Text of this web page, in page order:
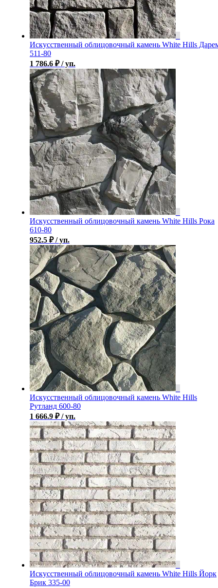
Искусственный облицовочный камень White Hills
511-80
1 786.6 ₽ / уп.
Искусственный облицовочный камень White Hills Рока
610-80
952.5 ₽ / уп.
Искусственный облицовочный камень White Hills
Рутланд 600-80
1 666.9 ₽ / уп.
Искусственный облицовочный камень White Hills Йорк
Брик 335-00